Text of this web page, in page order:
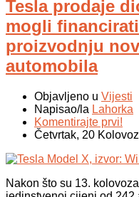
Tesla prodaje
mogli financirati
proizvodnju
automobila
Objavljeno u Vijesti
Napisao/la Lahorka
Komentirajte prvi!
Četvrtak, 20
Nakon što su 13.